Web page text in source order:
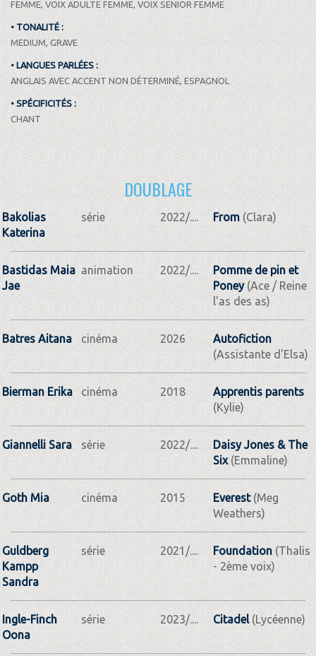
FEMME, VOIX ADULTE FEMME, VOIX SENIOR FEMME
• TONALITÉ :
MEDIUM, GRAVE
• LANGUES PARLÉES :
ANGLAIS AVEC ACCENT NON DÉTERMINÉ, ESPAGNOL
• SPÉCIFICITÉS :
CHANT
DOUBLAGE
Bakolias
Katerina
série 2022/.... From(Clara)
Bastidas Maia
Jae
animation 2022/....
Pomme de pin et
Poney(Ace / Reine
l'as des as)
Batres Aitana cinéma 2026
Autofiction
(Assistante d'Elsa)
Bierman Erika cinéma 2018
Apprentis parents
(Kylie)
Giannelli Sara série 2022/....
Daisy Jones & The
Six(Emmaline)
Goth Mia cinéma 2015 Everest(Meg
Weathers)
Guldberg
Kampp
Sandra
série 2021/.... Foundation(Thalis
- 2ème voix)
Ingle-Finch
Oona
série 2023/.... Citadel(Lycéenne)